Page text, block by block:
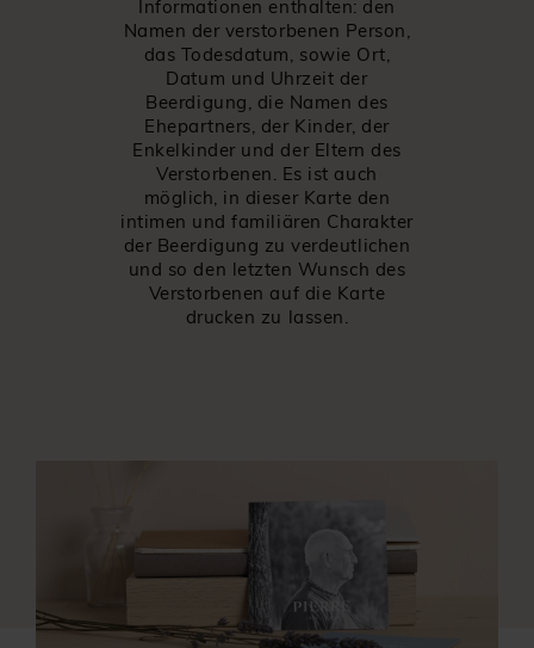
Informationen enthalten: den
Namen der verstorbenen Person,
das Todesdatum, sowie Ort,
Datum und Uhrzeit der
Beerdigung, die Namen des
Ehepartners, der Kinder, der
Enkelkinder und der Eltern des
Verstorbenen. Es ist auch
möglich, in dieser Karte den
intimen und familiären Charakter
der Beerdigung zu verdeutlichen
und so den letzten Wunsch des
Verstorbenen auf die Karte
drucken zu lassen.